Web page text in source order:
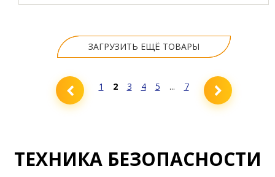
ЗАГРУЗИТЬ ЕЩЁ ТОВАРЫ
1 2 3 4 5 ... 7
ТЕХНИКА БЕЗОПАСНОСТИ